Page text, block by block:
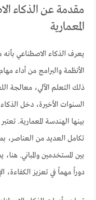
مقدمة عن الذكاء
المعمارية
يعرف الذكاء الاصطناعي
الأنظمة والبرامج من أداء
ذلك التعلم الآلي، معالجة
السنوات الأخيرة، دخل
بينها الهندسة المعمارية.
تكامل العديد من العناصر،
بين المستخدمين والمباني.
دوراً مهماً في تعزيز الكفاءة،